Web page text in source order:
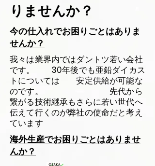
りませんか？
今の仕入れでお困りごとはありま
せんか？
我々は業界内ではダントツ若い会社
です。 30年後でも亜鉛ダイカス
トについては 安定供給が可能な
のです。 先代から
繋がる技術継承もさらに若い世代へ
伝えて行くのが弊社の使命だと考え
ています
海外生産でお困りごとはありませ
んか？